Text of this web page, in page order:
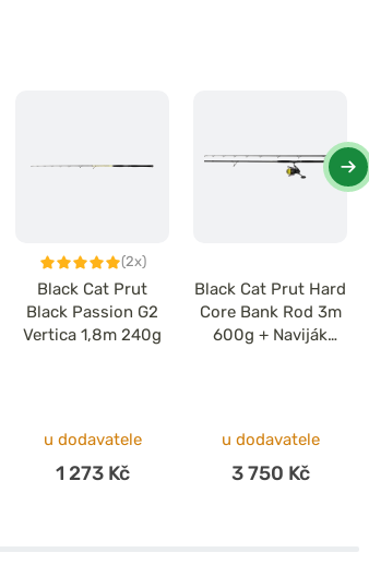
(2x)
Black Cat Prut
Black Passion G2
Vertica 1,8m 240g
u dodavatele
1 273 Kč
Black Cat Prut Hard
Core Bank Rod 3m
600g + Naviják
u dodavatele
3 750 Kč